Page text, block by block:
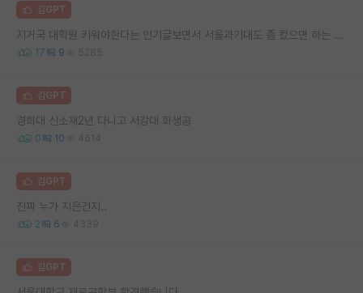
김GPT
지거국 대학원 키워야한다는 인기글보면서 서울과기대도 좀 컸으면 하는 생각 든다
17 9 5285
김GPT
경희대 신소재2년 다니고 서강대 화생공
0 10 4614
김GPT
진짜 누가 지은건지..
2 6 4339
김GPT